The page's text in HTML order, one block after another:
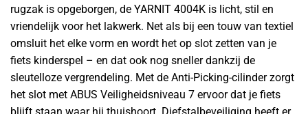
rugzak is opgeborgen, de YARNIT 4004K is licht, stil en
vriendelijk voor het lakwerk. Net als bij een touw van textiel
omsluit het elke vorm en wordt het op slot zetten van je
fiets kinderspel – en dat ook nog sneller dankzij de
sleutelloze vergrendeling. Met de Anti-Picking-cilinder zorgt
het slot met ABUS Veiligheidsniveau 7 ervoor dat je fiets